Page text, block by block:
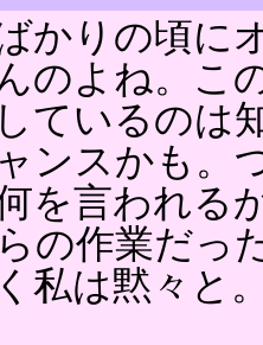
かりの頃に
のよね。こ
ているのは
ンスかも。
を言われる
の作業だっ
私は黙々と